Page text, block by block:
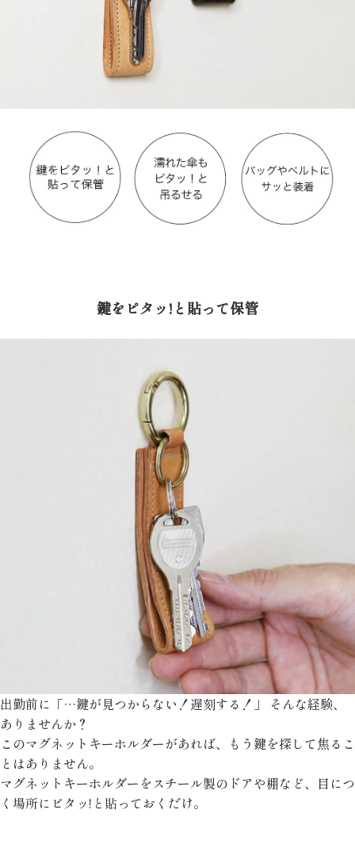
鍵をピタッ!と貼って保管
出勤前に「…鍵が見つからない！遅刻する！」 そんな経験、
ありませんか？
このマグネットキーホルダーがあれば、もう鍵を探して焦るこ
とはありません。
マグネットキーホルダーをスチール製のドアや棚など、目につ
く場所にピタッ!と貼っておくだけ。